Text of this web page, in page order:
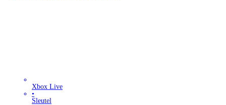
Xbox Live
•
Sleutel